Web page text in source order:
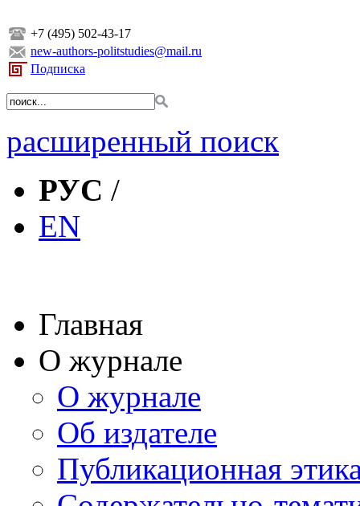
+7 (495) 502-43-17
new-authors-politstudies@mail.ru
Подписка
расширенный поиск
РУС /
EN
Главная
О журнале
О журнале
Об издателе
Публикационная